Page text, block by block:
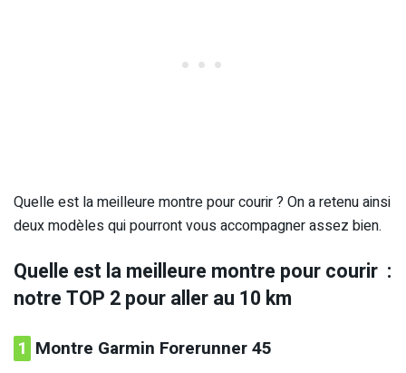
Quelle est la meilleure montre pour courir ?On a retenu ainsi
deux modèles qui pourront vous accompagner assez bien.
Quelle est la meilleure montre pour courir :
notre TOP 2 pour aller au 10 km
1 Montre Garmin Forerunner 45